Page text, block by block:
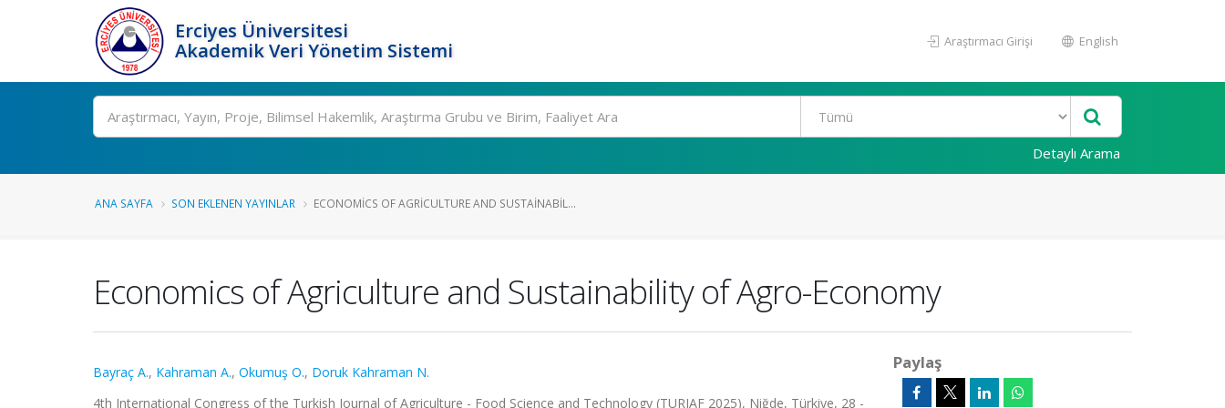
Erciyes Üniversitesi
Akademik Veri Yönetim Sistemi
Araştırmacı Girişi English
Ara
Detaylı Arama
ANA SAYFA SON EKLENEN YAYINLAR ECONOMICS OF AGRICULTURE AND SUSTAINABIL...
Economics of Agriculture and Sustainability of Agro-Economy
Bayraç A., Kahraman A., Okumuş O., Doruk Kahraman N.
4th International Congress of the Turkish Journal of Agriculture - Food Science and Technology (TURJAF 2025), Niğde, Türkiye, 28 -
Paylaş